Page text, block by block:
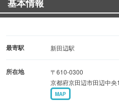
基本情報
最寄駅 新田辺駅
所在地
〒610-0300
京都府京田辺市田辺中央
MAP